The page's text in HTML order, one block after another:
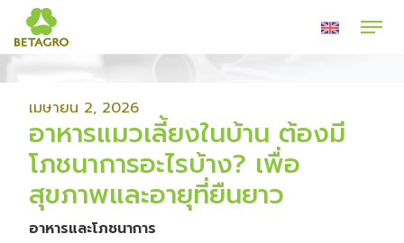
เมษายน 2, 2026
อาหารแมวเลี้ยงในบ้าน ต้องมี
โภชนาการอะไรบ้าง? เพื่อ
สุขภาพและอายุที่ยืนยาว
อาหารและโภชนาการ